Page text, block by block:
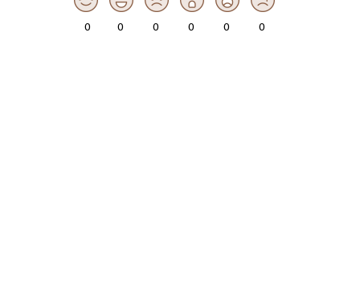
0 0 0 0 0 0